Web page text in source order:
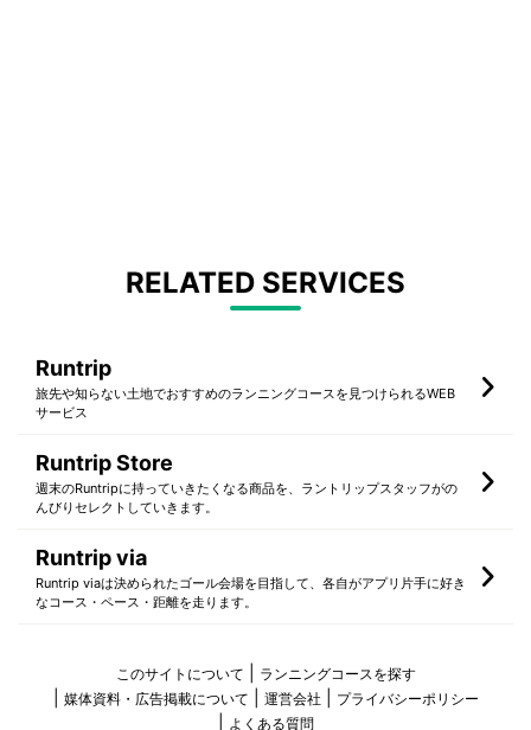
RELATED SERVICES
Runtrip
旅先や知らない土地でおすすめのランニングコースを見つけられるWEB
サービス
Runtrip Store
週末のRuntripに持っていきたくなる商品を、ラントリップスタッフがの
んびりセレクトしていきます。
Runtrip via
Runtrip viaは決められたゴール会場を目指して、各自がアプリ片手に好き
なコース・ペース・距離を走ります。
このサイトについて
ランニングコースを探す
媒体資料・広告掲載について
運営会社
プライバシーポリシー
よくある質問